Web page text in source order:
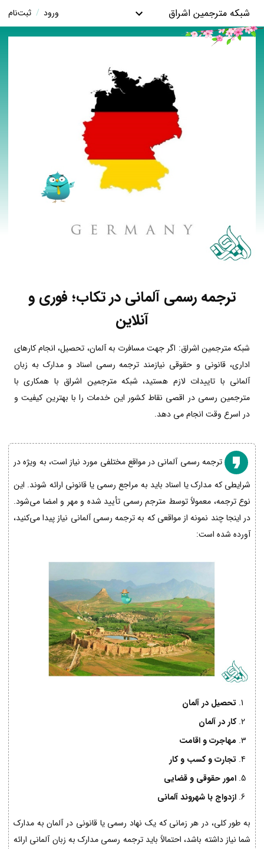
شبکه مترجمین اشراق ورود / ثبت‌نام
ترجمه رسمی آلمانی در تکاب؛ فوری و
آنلاین
شبکه مترجمین اشراق: اگر جهت مسافرت به آلمان، تحصیل، انجام کارهای
اداری، قانونی و حقوقی نیازمند ترجمه رسمی اسناد و مدارک به زبان
آلمانی با تاییدات لازم هستید، شبکه مترجمین اشراق با همکاری با
مترجمین رسمی در اقصی نقاط کشور این خدمات را با بهترین کیفیت و
در اسرع وقت انجام می دهد.
ترجمه رسمی آلمانی در مواقع مختلفی مورد نیاز است، به ویژه در
شرایطی که مدارک یا اسناد باید به مراجع رسمی یا قانونی ارائه شوند. این
نوع ترجمه، معمولاً توسط مترجم رسمی تأیید شده و مهر و امضا می‌شود.
در اینجا چند نمونه از مواقعی که به ترجمه رسمی آلمانی نیاز پیدا می‌کنید،
آورده شده است:
تحصیل در آلمان
کار در آلمان
مهاجرت و اقامت
تجارت و کسب و کار
امور حقوقی و قضایی
ازدواج با شهروند آلمانی
به طور کلی، در هر زمانی که یک نهاد رسمی یا قانونی در آلمان به مدارک
شما نیاز داشته باشد، احتمالاً باید ترجمه رسمی مدارک به زبان آلمانی ارائه